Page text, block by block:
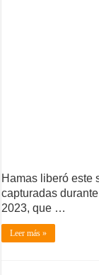
Hamas liberó este
capturadas
2023, que …
Leer más »